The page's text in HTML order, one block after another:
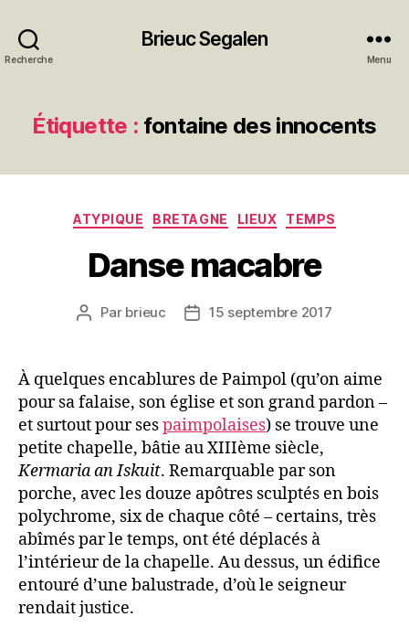
Recherche
Brieuc Segalen
Menu
Étiquette : fontaine des innocents
Catégories
ATYPIQUE BRETAGNE LIEUX TEMPS
Danse macabre
Auteur
Par brieuc
Date15 septembre 2017
À quelques encablures de Paimpol (qu’on aime
pour sa falaise, son église et son grand pardon –
et surtout pour sespaimpolaises) se trouve une
petite chapelle, bâtie au XIIIème siècle,
Kermaria an Iskuit. Remarquable par son
porche, avec les douze apôtres sculptés en bois
polychrome, six de chaque côté – certains, très
abîmés par le temps, ont été déplacés à
l’intérieur de la chapelle. Au dessus, un édifice
entouré d’une balustrade, d’où le seigneur
rendait justice.